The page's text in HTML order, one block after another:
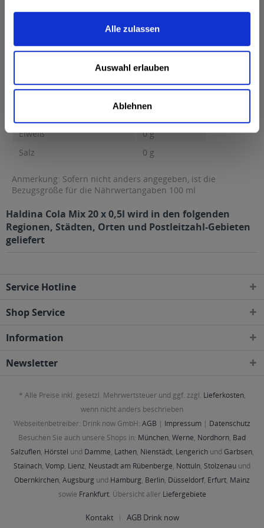
Alle zulassen
Auswahl erlauben
Ablehnen
Eiweiß
0 g
Salz
0 g
Anmerkung: Sofern nicht anders angegeben, ist die
Bezugsgröße für die Nährwertangaben 100 ml
Haldina Cola Mix 20 x 0,5l wird in den folgenden
Regionen, Städten, Orten und Postleitzahl-Gebieten
geliefert
Service Hotline
Shop Service
Information
Newsletter
* Alle Preise inkl. gesetzl. Mehrwertsteuer und ggf. zzgl. Lieferkosten,
wenn nicht anders beschrieben
Webseitenbetreiber: Drink now GmbH: AGB | Impressum | Datenschutz
Besuchen Sie auch unsere Shops in: München, Werne, Nordhorn, Bad
Salzuflen, Hörstel und Damme, Lathen, Nienstädt, Lengerichund Garbsen,
Stainach, Vomp, Lienz, Neustadt am Rübenberge, Nottuln, Stolzenau und
Obernkirchen, Augsburg und Hamburg, Berlin, Düsseldorf, Erfurt, Mainz
sowie Frankfurt. Übersicht aller Liefergebiete
Kontakt AGB Drink now